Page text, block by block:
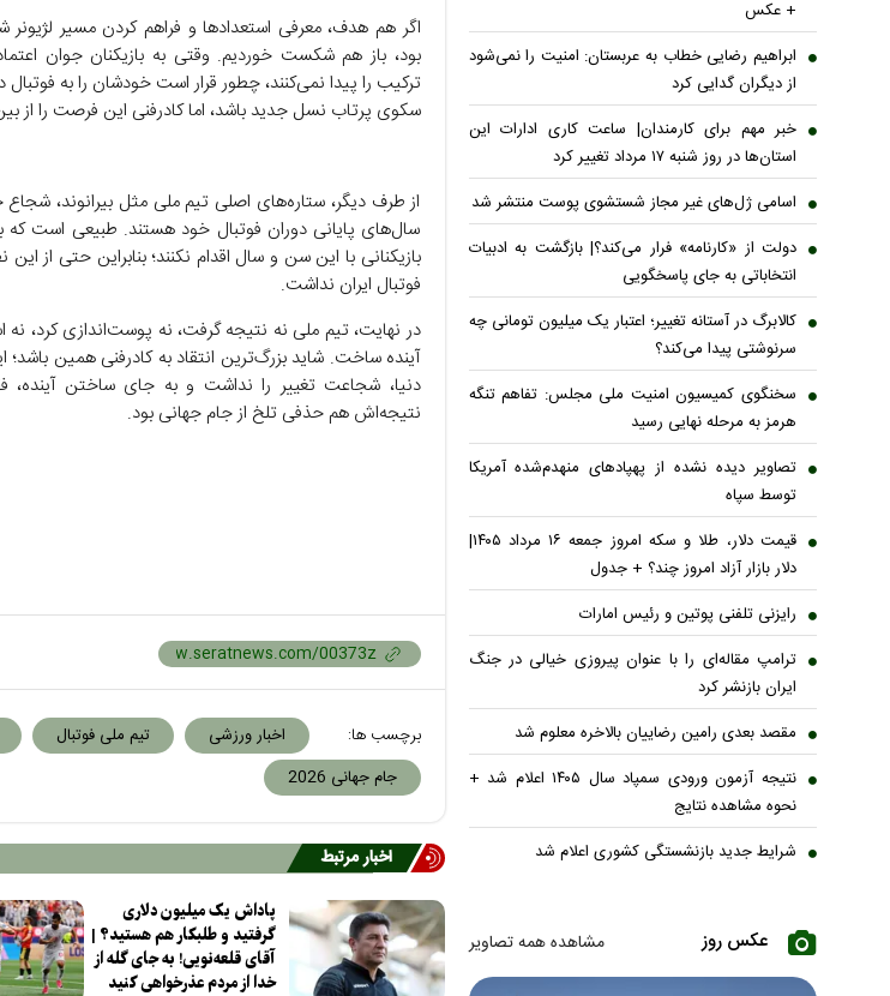
اگر هم هدف، معرفی استعدادها و فراهم کردن مسیر لژیونر
بود، باز هم شکست خوردیم. وقتی به بازیکنان جوان
ترکیب را پیدا نمی‌کنند، چطور قرار است خودشان را به
سکوی پرتاب نسل جدید باشد، اما کادرفنی این فرصت را از
از طرف دیگر، ستاره‌های اصلی تیم ملی مثل بیرانوند،
سال‌های پایانی دوران فوتبال خود هستند. طبیعی است که
بازیکنانی با این سن و سال اقدام نکنند؛ بنابراین حتی از
فوتبال ایران نداشت.
در نهایت، تیم ملی نه نتیجه گرفت، نه پوست‌اندازی کرد، نه
آینده ساخت. شاید بزرگ‌ترین انتقاد به کادرفنی همین
دنیا، شجاعت تغییر را نداشت و به جای ساختن
نتیجه‌اش هم حذفی تلخ از جام جهانی بود.
برچسب ها: اخبار ورزشی تیم ملی فوتبال
جام جهانی 2026
اخبار مرتبط
پاداش یک میلیون دلاری
گرفتید و طلبکار هم هستید؟ |
آقای قلعه‌نویی! به جای گله از
خدا از مردم عذرخواهی کنید
+ عکس
ابراهیم رضایی خطاب به عربستان: امنیت را نمی‌شود
از دیگران گدایی کرد
خبر مهم برای کارمندان| ساعت کاری ادارات این
استان‌ها در روز شنبه ۱۷ مرداد تغییر کرد
اسامی ژل‌های غیر مجاز شستشوی پوست منتشر شد
دولت از «کارنامه» فرار می‌کند؟| بازگشت به ادبیات
انتخاباتی به جای پاسخگویی
کالابرگ در آستانه تغییر؛ اعتبار یک میلیون تومانی چه
سرنوشتی پیدا می‌کند؟
سخنگوی کمیسیون امنیت ملی مجلس: تفاهم تنگه
هرمز به مرحله نهایی رسید
تصاویر دیده نشده از پهپادهای منهدم‌شده آمریکا
توسط سپاه
قیمت دلار، طلا و سکه امروز جمعه ۱۶ مرداد ۱۴۰۵|
دلار بازار آزاد امروز چند؟ + جدول
رایزنی تلفنی پوتین و رئیس امارات
ترامپ مقاله‌ای را با عنوان پیروزی خیالی در جنگ
ایران بازنشر کرد
مقصد بعدی رامین رضاییان بالاخره معلوم شد
نتیجه آزمون ورودی سمپاد سال ۱۴۰۵ اعلام شد +
نحوه مشاهده نتایج
شرایط جدید بازنشستگی کشوری اعلام شد
عکس روز مشاهده همه تصاویر